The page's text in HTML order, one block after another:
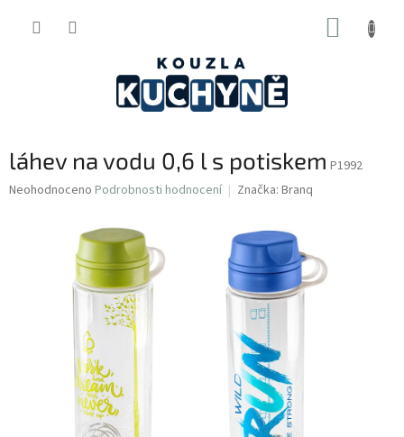
láhev na vodu 0,6 l s potiskem P1992
Průměrné
Neohodnoceno Podrobnosti hodnocení Značka: Branq